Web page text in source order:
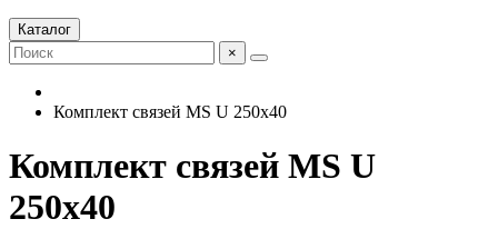
Каталог
×
Комплект связей MS U 250x40
Комплект связей MS U
250x40